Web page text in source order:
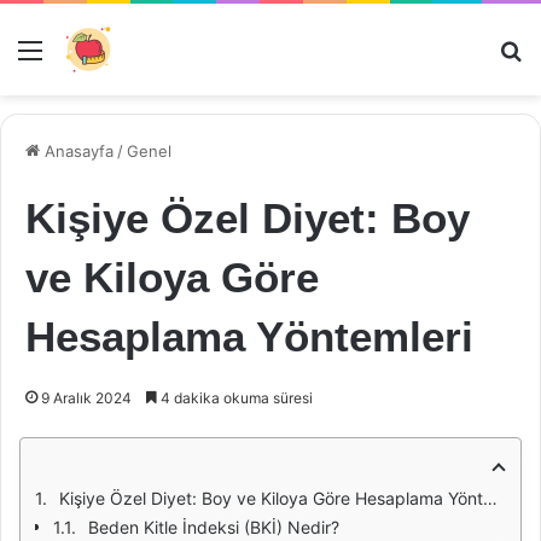
Menü
Anasayfa /Genel
Kişiye Özel Diyet: Boy
ve Kiloya Göre
Hesaplama Yöntemleri
9 Aralık 2024 4 dakika okuma süresi
Kişiye Özel Diyet: Boy ve Kiloya Göre Hesaplama Yöntemleri
Beden Kitle İndeksi (BKİ) Nedir?